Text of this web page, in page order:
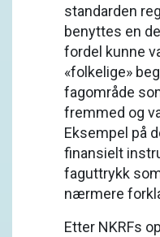
standarden
benyttes en
fordel kunne
«folkelige»
fagområde
fremmed og
Eksempel på
finansielt
faguttrykk
nærmere
Etter NKRFs